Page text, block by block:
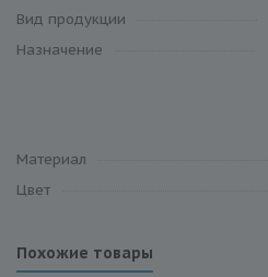
Вид продукции
Назначение
Материал
Цвет
Похожие товары